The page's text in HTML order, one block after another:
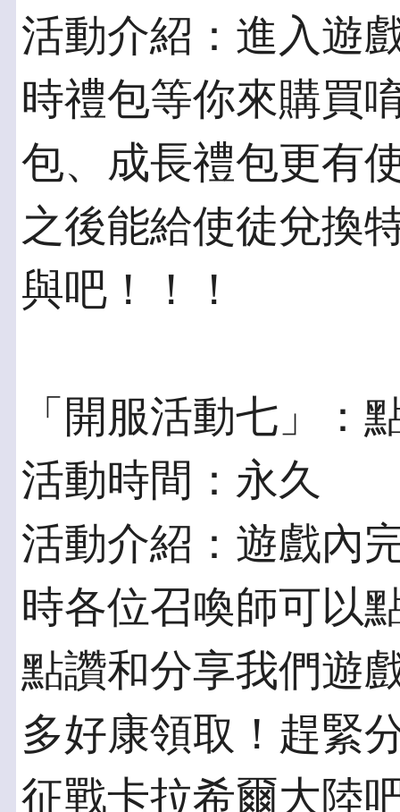
活動介紹：進入遊
時禮包等你來購買
包、成長禮包更有
之後能給使徒兌換
與吧！！！
「開服活動七」：
活動時間：永久
活動介紹：遊戲內
時各位召喚師可以
點讚和分享我們遊
多好康領取！趕緊
征戰卡拉希爾大陸